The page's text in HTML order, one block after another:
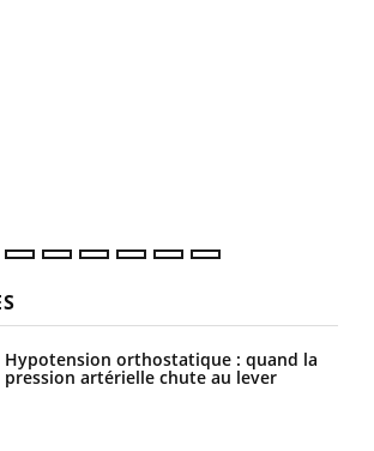
Hypotension orthostatique : quand la
pression artérielle chute au lever